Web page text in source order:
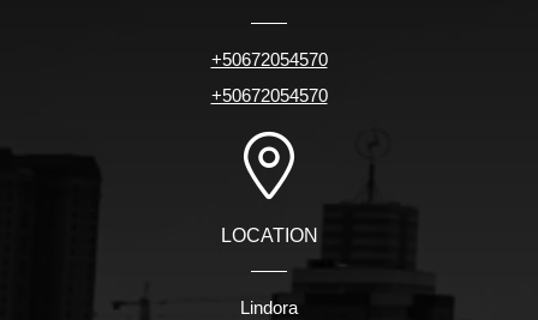
+50672054570
+50672054570
LOCATION
Lindora